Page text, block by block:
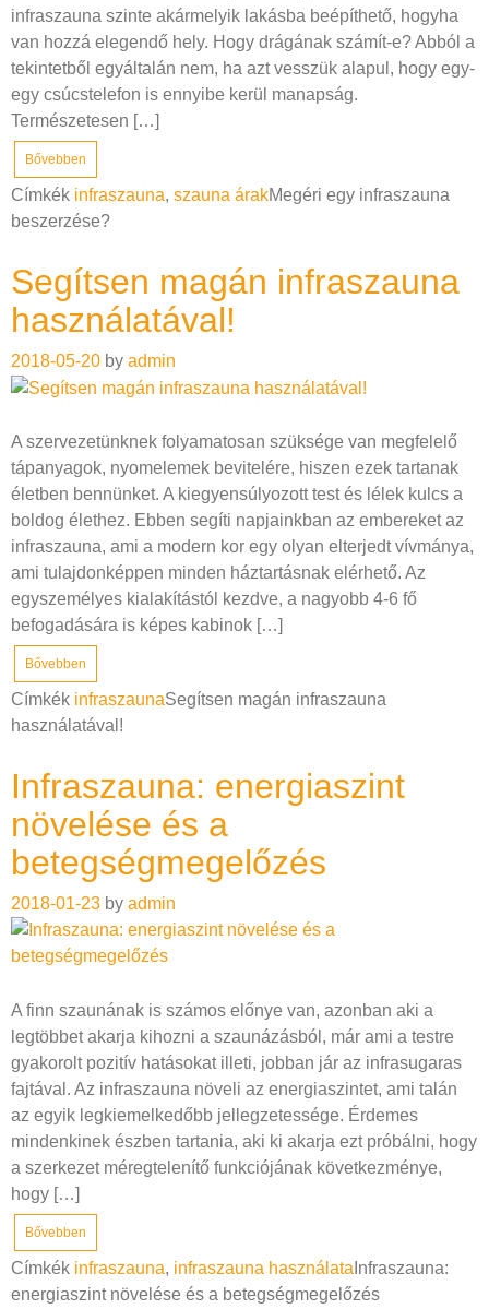
infraszauna szinte akármelyik lakásba beépíthető, hogyha
van hozzá elegendő hely. Hogy drágának számít-e? Abból a
tekintetből egyáltalán nem, ha azt vesszük alapul, hogy egy-
egy csúcstelefon is ennyibe kerül manapság.
Természetesen […]
Bővebben
Címkék infraszauna, szauna árakMegéri egy infraszauna
beszerzése?
Segítsen magán infraszauna
használatával!
2018-05-20 by admin
A szervezetünknek folyamatosan szüksége van megfelelő
tápanyagok, nyomelemek bevitelére, hiszen ezek tartanak
életben bennünket. A kiegyensúlyozott test és lélek kulcs a
boldog élethez. Ebben segíti napjainkban az embereket az
infraszauna, ami a modern kor egy olyan elterjedt vívmánya,
ami tulajdonképpen minden háztartásnak elérhető. Az
egyszemélyes kialakítástól kezdve, a nagyobb 4-6 fő
befogadására is képes kabinok […]
Bővebben
Címkék infraszaunaSegítsen magán infraszauna
használatával!
Infraszauna: energiaszint
növelése és a
betegségmegelőzés
2018-01-23 by admin
A finn szaunának is számos előnye van, azonban aki a
legtöbbet akarja kihozni a szaunázásból, már ami a testre
gyakorolt pozitív hatásokat illeti, jobban jár az infrasugaras
fajtával. Az infraszauna növeli az energiaszintet, ami talán
az egyik legkiemelkedőbb jellegzetessége. Érdemes
mindenkinek észben tartania, aki ki akarja ezt próbálni, hogy
a szerkezet méregtelenítő funkciójának következménye,
hogy […]
Bővebben
Címkék infraszauna, infraszauna használata Infraszauna:
energiaszint növelése és a betegségmegelőzés